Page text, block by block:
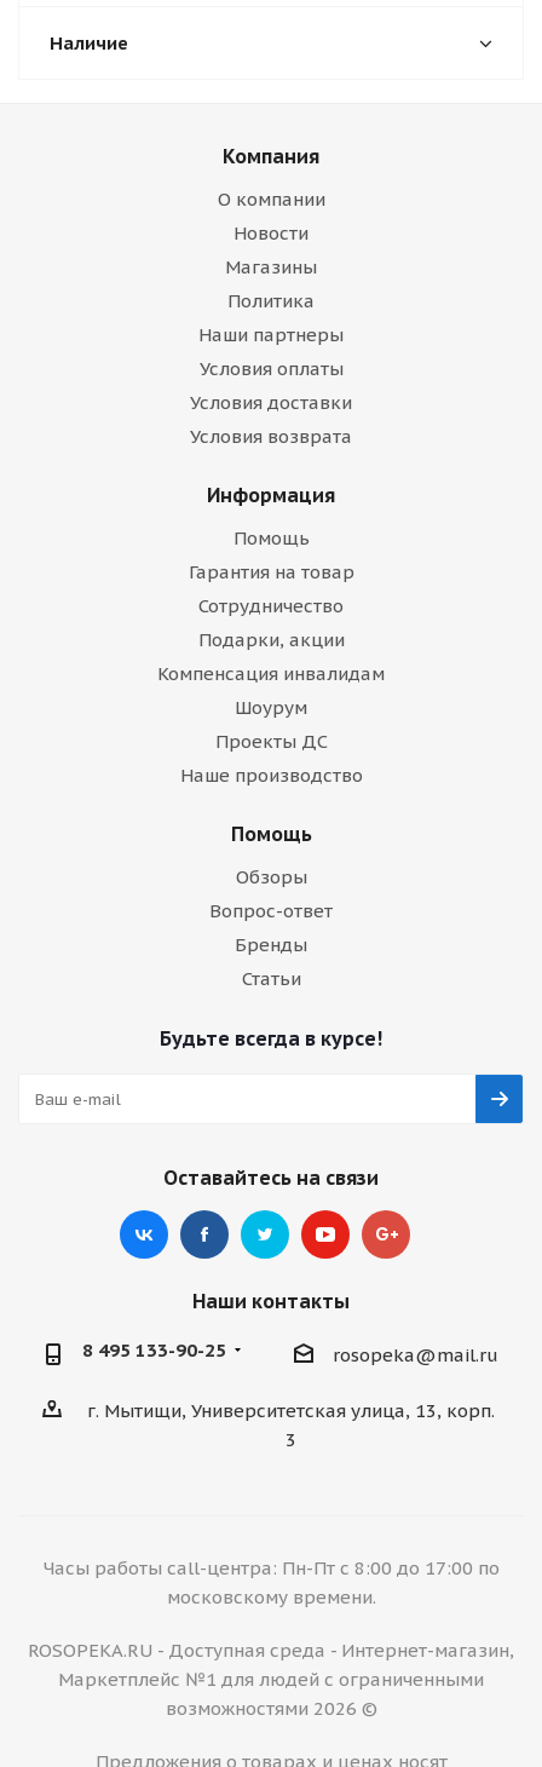
Наличие
Компания
О компании
Новости
Магазины
Политика
Наши партнеры
Условия оплаты
Условия доставки
Условия возврата
Информация
Помощь
Гарантия на товар
Сотрудничество
Подарки, акции
Компенсация инвалидам
Шоурум
Проекты ДС
Наше производство
Помощь
Обзоры
Вопрос-ответ
Бренды
Статьи
Будьте всегда в курсе!
Оставайтесь на связи
Наши контакты
8 495 133-90-25 rosopeka@mail.ru
г. Мытищи, Университетская улица, 13, корп.
3
Часы работы call-центра: Пн-Пт с 8:00 до 17:00 по
московскому времени.
ROSOPEKA.RU - Доступная среда - Интернет-магазин,
Маркетплейс №1 для людей с ограниченными
возможностями 2026 ©
Предложения о товарах и ценах носят